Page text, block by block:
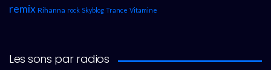
remix Rihanna rock Skyblog Trance Vitamine
Les sons par radios